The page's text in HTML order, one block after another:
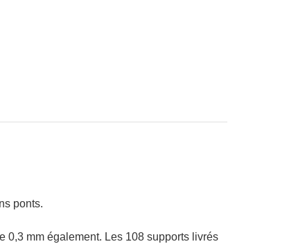
ponts.
0,3 mm également. Les 108 supports livrés